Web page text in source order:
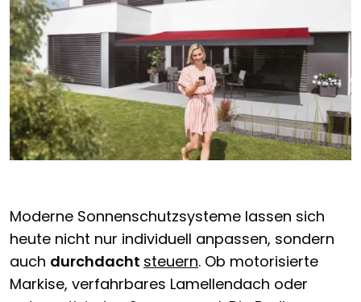
Moderne Sonnenschutzsysteme lassen sich
heute nicht nur individuell anpassen, sondern
auch durchdacht steuern. Ob motorisierte
Markise, verfahrbares Lamellendach oder